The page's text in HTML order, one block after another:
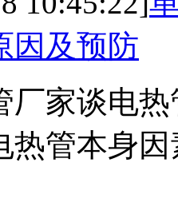
因及预防
厂家谈电
热管本身